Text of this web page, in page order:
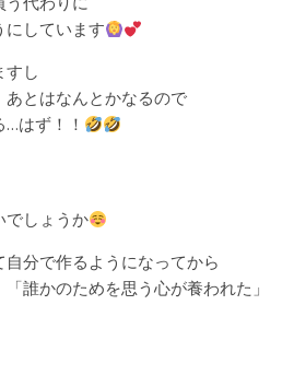
にしています
すし
とはなんとかなるので
はず！！
でしょうか
分で作るようになってから
「誰かのためを思う心が養われた」